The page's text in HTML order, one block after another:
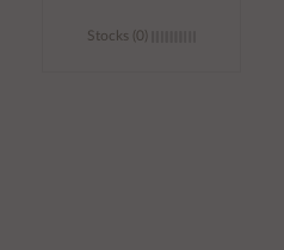
Stocks (0)